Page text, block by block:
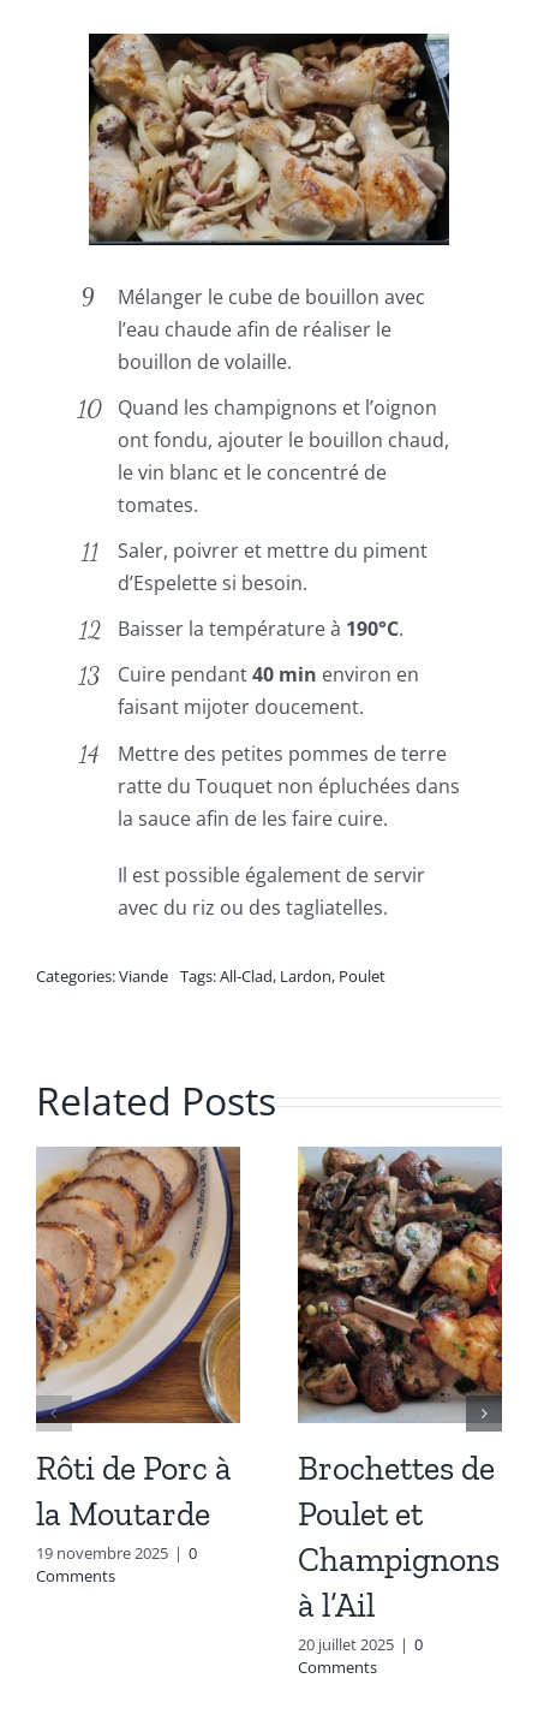
Mélanger le cube de bouillon avec
l’eau chaude afin de réaliser le
bouillon de volaille.
Quand les champignons et l’oignon
ont fondu, ajouter le bouillon chaud,
le vin blanc et le concentré de
tomates.
Saler, poivrer et mettre du piment
d’Espelette si besoin.
Baisser la température à 190°C.
Cuire pendant40 min environ en
faisant mijoter doucement.
Mettre des petites pommes de terre
ratte du Touquet non épluchées dans
la sauce afin de les faire cuire.
Il est possible également de servir
avec du riz ou des tagliatelles.
Categories:Viande Tags:All-Clad, Lardon, Poulet
Related Posts
Rôti de Porc à
la Moutarde
19 novembre 2025 | 0
Comments
Brochettes de
Poulet et
Champignons
à l’Ail
20 juillet 2025 | 0
Comments